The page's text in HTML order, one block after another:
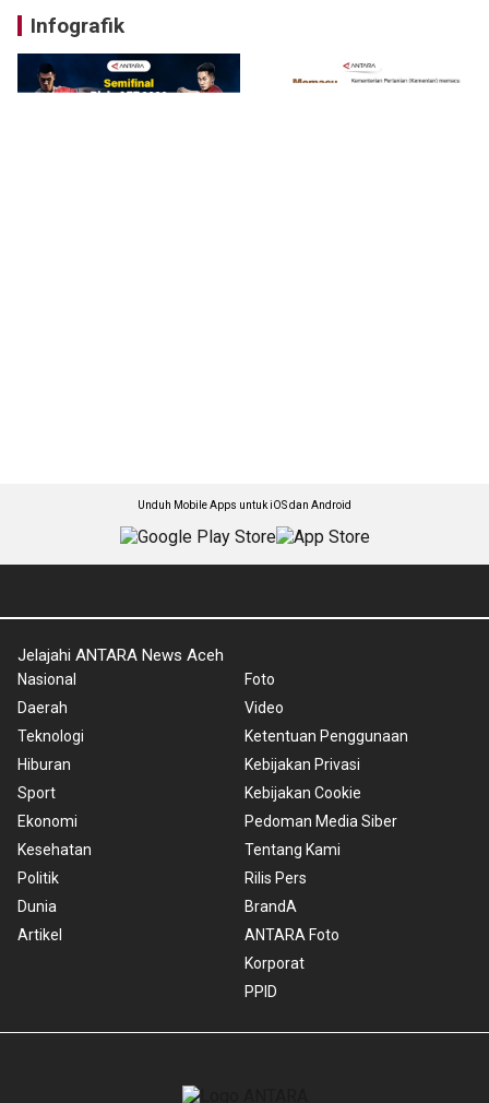
Infografik
Unduh Mobile Apps untuk iOS dan Android
Jelajahi ANTARA News Aceh
Nasional
Daerah
Teknologi
Hiburan
Sport
Ekonomi
Kesehatan
Politik
Dunia
Artikel
Foto
Video
Ketentuan Penggunaan
Kebijakan Privasi
Kebijakan Cookie
Pedoman Media Siber
Tentang Kami
Rilis Pers
BrandA
ANTARA Foto
Korporat
PPID